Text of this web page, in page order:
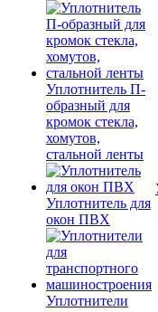
Уплотнитель П-
образный для
кромок стекла,
хомутов,
стальной ленты
Уплотнитель для
окон ПВХ
Уплотнители